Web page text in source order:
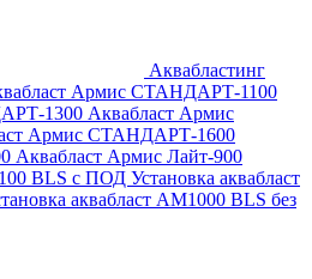
Аквабластинг
Армис СТАНДАРТ-1100
1300 Аквабласт Армис
Армис СТАНДАРТ-1600
Аквабласт Армис Лайт-900
BLS с ПОД Установка аквабласт
аквабласт AM1000 BLS без